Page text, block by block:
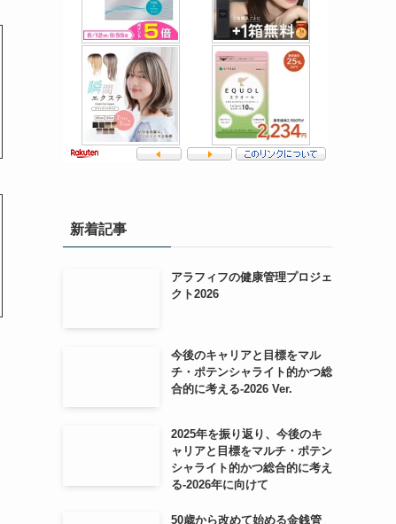
新着記事
アラフィフの健康管理プロジェ
クト2026
今後のキャリアと目標をマル
チ・ポテンシャライト的かつ総
合的に考える-2026 Ver.
2025年を振り返り、今後のキ
ャリアと目標をマルチ・ポテン
シャライト的かつ総合的に考え
る-2026年に向けて
50歳から改めて始める金銭管